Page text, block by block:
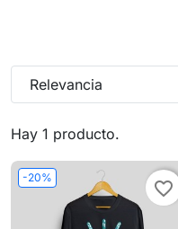
Hay 1 producto.
Relevancia
-20%
favorite_border